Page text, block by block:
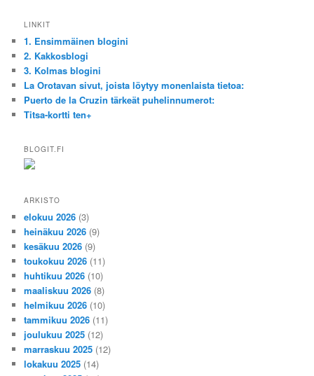
LINKIT
1. Ensimmäinen blogini
2. Kakkosblogi
3. Kolmas blogini
La Orotavan sivut, joista löytyy monenlaista tietoa:
Puerto de la Cruzin tärkeät puhelinnumerot:
Titsa-kortti ten+
BLOGIT.FI
ARKISTO
elokuu 2026 (3)
heinäkuu 2026 (9)
kesäkuu 2026 (9)
toukokuu 2026 (11)
huhtikuu 2026 (10)
maaliskuu 2026 (8)
helmikuu 2026 (10)
tammikuu 2026 (11)
joulukuu 2025 (12)
marraskuu 2025 (12)
lokakuu 2025 (14)